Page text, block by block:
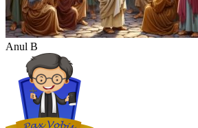
Anul B